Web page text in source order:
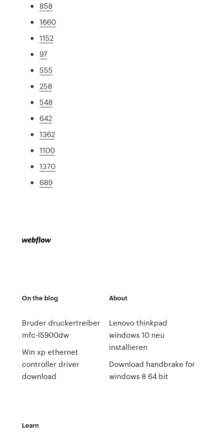
858
1660
1152
97
555
258
548
642
1362
1100
1370
689
On the blog
Bruder druckertreiber
mfc-l5900dw
Win xp ethernet
controller driver
download
About
Lenovo thinkpad
windows 10 neu
installieren
Download handbrake for
windows 8 64 bit
Learn